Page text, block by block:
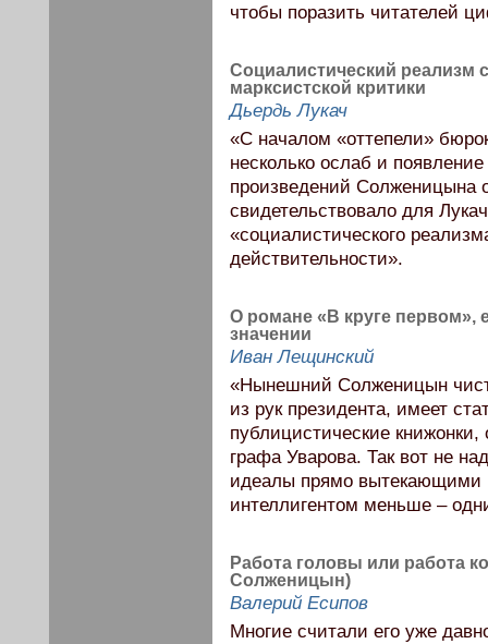
чтобы поразить читателей
Социалистический реализм
марксистской критики
Дьердь Лукач
«С началом «оттепели»
несколько ослаб и
произведений Солженицына
свидетельствовало для
«социалистического
действительности».
О романе «В круге первом»,
значении
Иван Лещинский
«Нынешний Солженицын
из рук президента, имеет
публицистические книжонки,
графа Уварова. Так вот не
идеалы прямо вытекающими
интеллигентом меньше –
Работа головы или работа
Солженицын)
Валерий Есипов
Многие считали его уже